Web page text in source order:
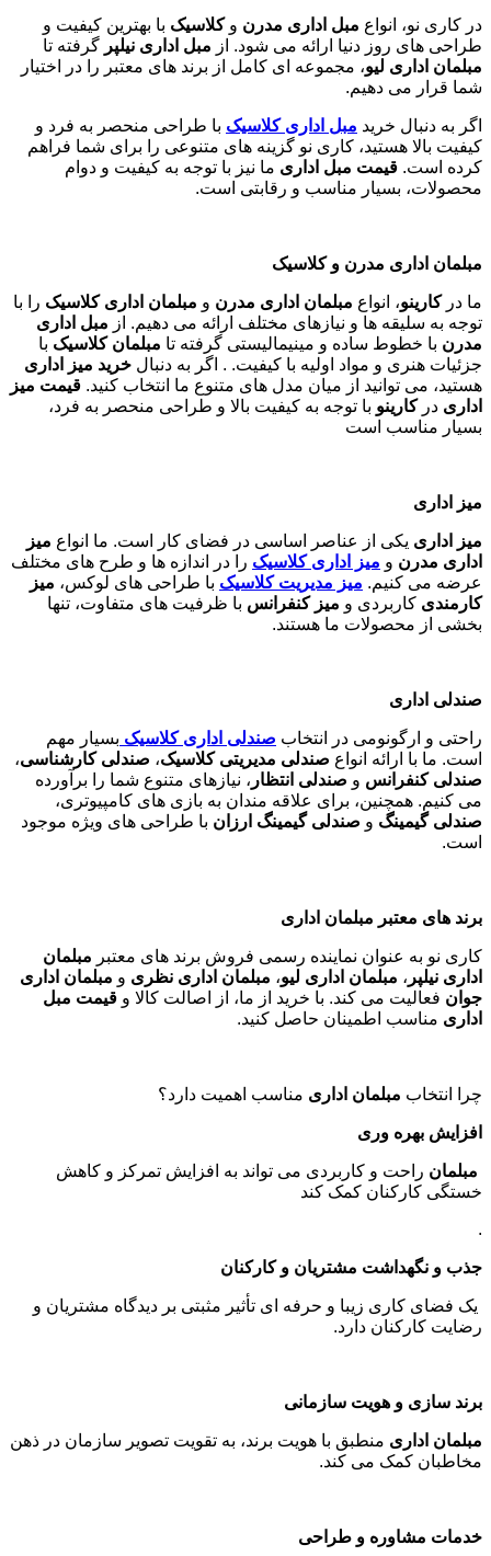
در کاری نو، انواع مبل اداری مدرن وکلاسیک با بهترین کیفیت و
طراحی های روز دنیا ارائه می شود. از مبل اداری نیلپر گرفته تا
مبلمان اداری لیو، مجموعه ای کامل از برند های معتبر را در اختیار
شما قرار می دهیم.
اگر به دنبال خرید مبل اداری کلاسیک با طراحی منحصر به فرد و
کیفیت بالا هستید، کاری نو گزینه های متنوعی را برای شما فراهم
کرده است. قیمت مبل اداری ما نیز با توجه به کیفیت و دوام
محصولات، بسیار مناسب و رقابتی است.
مبلمان اداری مدرن و کلاسیک
ما درکارینو، انواع مبلمان اداری مدرن و مبلمان اداری کلاسیک را با
توجه به سلیقه ها و نیازهای مختلف ارائه می دهیم. از مبل اداری
مدرن با خطوط ساده و مینیمالیستی گرفته تا مبلمان کلاسیک با
جزئیات هنری و مواد اولیه با کیفیت. . اگر به دنبال خرید میز اداری
هستید، می توانید از میان مدل های متنوع ما انتخاب کنید. قیمت میز
اداری درکارینو با توجه به کیفیت بالا و طراحی منحصر به فرد،
بسیار مناسب است
میز اداری
میز اداری یکی از عناصر اساسی در فضای کار است. ما انواع میز
اداری مدرن و میز اداری کلاسیک را در اندازه ها و طرح های مختلف
عرضه می کنیم. میز مدیریت کلاسیک با طراحی های لوکس، میز
کارمندی کاربردی و میز کنفرانس با ظرفیت های متفاوت، تنها
بخشی از محصولات ما هستند.
صندلی اداری
راحتی و ارگونومی در انتخاب صندلی اداری کلاسیک بسیار مهم
است. ما با ارائه انواع صندلی مدیریتی کلاسیک، صندلی کارشناسی،
صندلی کنفرانس و صندلی انتظار ، نیازهای متنوع شما را برآورده
می کنیم. همچنین، برای علاقه مندان به بازی های کامپیوتری،
صندلی گیمینگ و صندلی گیمینگ ارزان با طراحی های ویژه موجود
است.
برند های معتبر مبلمان اداری
کاری نو به عنوان نماینده رسمی فروش برند های معتبر مبلمان
اداری نیلپر ، مبلمان اداری لیو، مبلمان اداری نظری و مبلمان اداری
جوان فعالیت می کند. با خرید از ما، از اصالت کالا و قیمت مبل
اداری مناسب اطمینان حاصل کنید.
چرا انتخاب مبلمان اداری مناسب اهمیت دارد؟
افزایش بهره وری
مبلمان راحت و کاربردی می تواند به افزایش تمرکز و کاهش
خستگی کارکنان کمک کند
.
جذب و نگهداشت مشتریان و کارکنان
یک فضای کاری زیبا و حرفه ای تأثیر مثبتی بر دیدگاه مشتریان و
رضایت کارکنان دارد.
برند سازی و هویت سازمانی
مبلمان اداری منطبق با هویت برند، به تقویت تصویر سازمان در ذهن
مخاطبان کمک می کند.
خدمات مشاوره و طراحی